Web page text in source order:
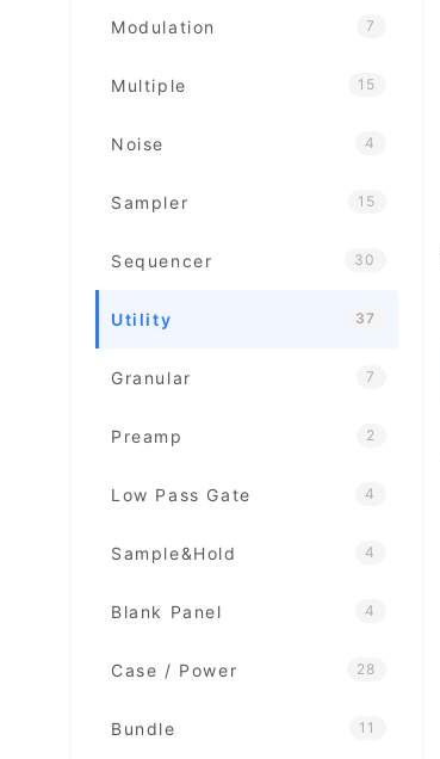
Modulation 7
Multiple 15
Noise 4
Sampler 15
Sequencer 30
Utility 37
Granular 7
Preamp 2
Low Pass Gate 4
Sample&Hold 4
Blank Panel 4
Case / Power 28
Bundle 11